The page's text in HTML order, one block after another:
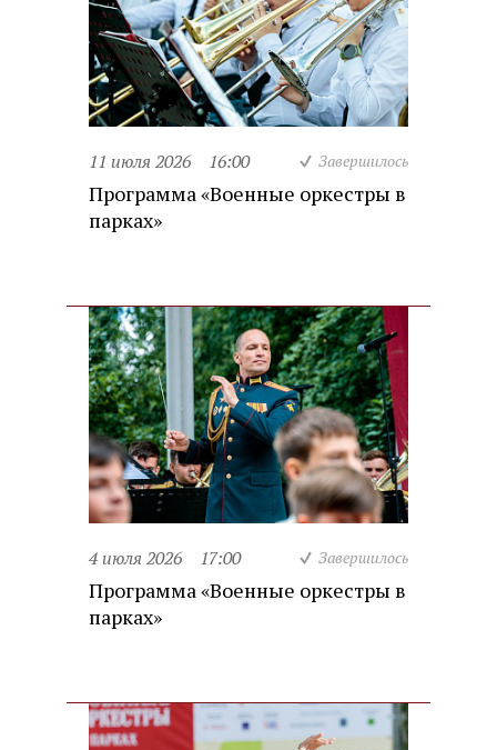
11 июля 2026 16:00 Завершилось
Программа «Военные оркестры в
парках»
4 июля 2026 17:00 Завершилось
Программа «Военные оркестры в
парках»